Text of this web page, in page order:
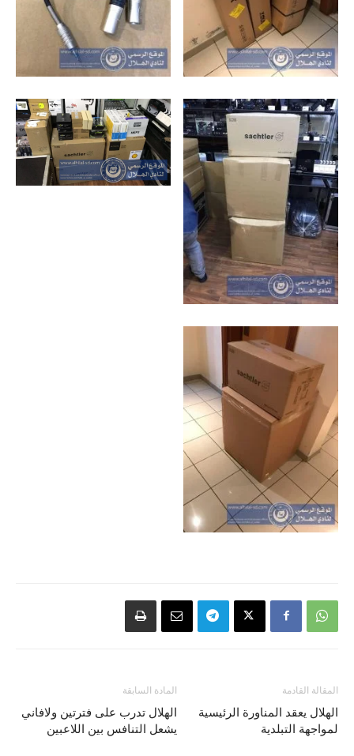
المادة السابقة
الهلال تدرب على فترتين ولافاني
يشعل التنافس بين اللاعبين
المقالة القادمة
الهلال يعقد المناورة الرئيسية
لمواجهة التبلدية